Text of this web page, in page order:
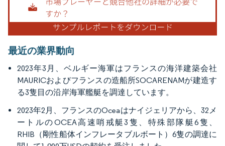
最近の業界動向
2023年3月、ベルギー海軍はフランスの海洋建築会社
MAURICおよびフランスの造船所SOCARENAMが建造す
る3隻目の沿岸海軍艦艇を調達しています。
2023年2月、フランスのOceaはナイジェリアから、32メ
ートルのOCEA高速哨戒艇3隻、特殊部隊艇6隻、
RHIB（剛性船体インフレータブルボート）6隻の調達に